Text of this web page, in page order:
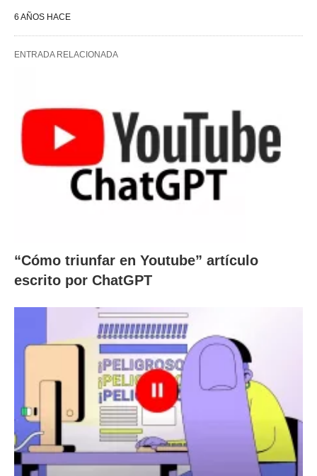
6 AÑOS HACE
ENTRADA RELACIONADA
“Cómo triunfar en Youtube” artículo
escrito por ChatGPT